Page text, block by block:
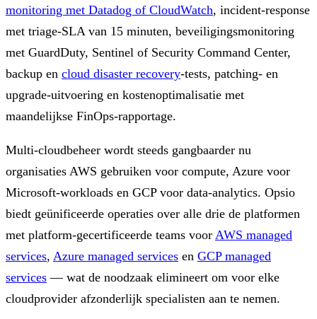
monitoring met Datadog of CloudWatch, incident-response
met triage-SLA van 15 minuten, beveiligingsmonitoring
met GuardDuty, Sentinel of Security Command Center,
backup en cloud disaster recovery-tests, patching- en
upgrade-uitvoering en kostenoptimalisatie met
maandelijkse FinOps-rapportage.
Multi-cloudbeheer wordt steeds gangbaarder nu
organisaties AWS gebruiken voor compute, Azure voor
Microsoft-workloads en GCP voor data-analytics. Opsio
biedt geünificeerde operaties over alle drie de platformen
met platform-gecertificeerde teams voor AWS managed
services, Azure managed services en GCP managed
services — wat de noodzaak elimineert om voor elke
cloudprovider afzonderlijk specialisten aan te nemen.